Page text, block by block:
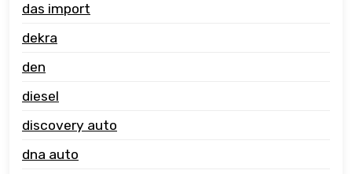
das import
dekra
den
diesel
discovery auto
dna auto